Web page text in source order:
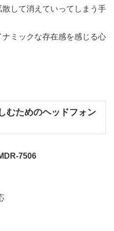
して消えていってしまう手
ミックな存在感を感じる心
むためのヘッドフォン
7506